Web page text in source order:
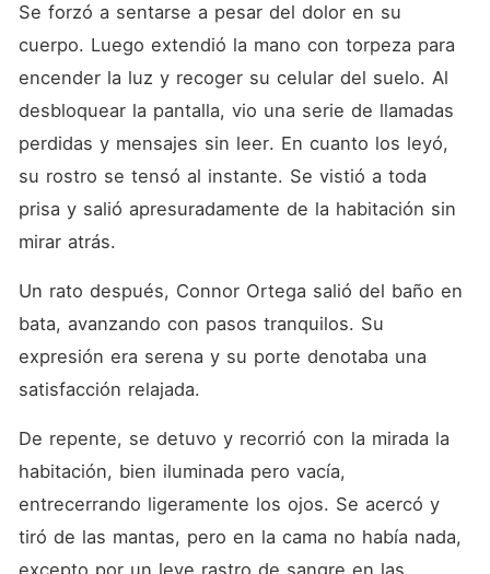
Se forzó a sentarse a pesar del dolor en su
cuerpo. Luego extendió la mano con torpeza para
encender la luz y recoger su celular del suelo. Al
desbloquear la pantalla, vio una serie de llamadas
perdidas y mensajes sin leer. En cuanto los leyó,
su rostro se tensó al instante. Se vistió a toda
prisa y salió apresuradamente de la habitación sin
mirar atrás.
Un rato después, Connor Ortega salió del baño en
bata, avanzando con pasos tranquilos. Su
expresión era serena y su porte denotaba una
satisfacción relajada.
De repente, se detuvo y recorrió con la mirada la
habitación, bien iluminada pero vacía,
entrecerrando ligeramente los ojos. Se acercó y
tiró de las mantas, pero en la cama no había nada,
excepto por un leve rastro de sangre en las